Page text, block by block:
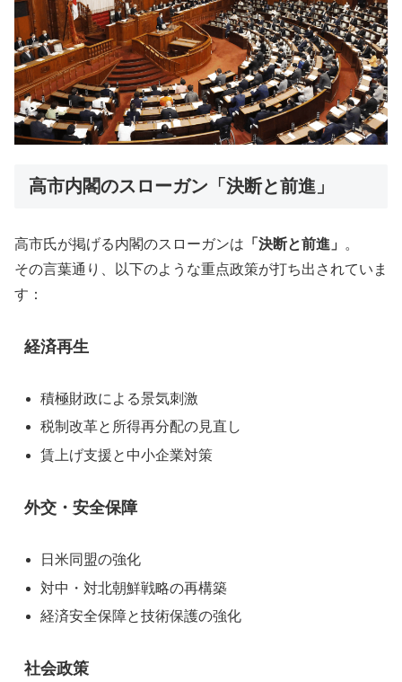
高市内閣のスローガン「決断と前進」
高市氏が掲げる内閣のスローガンは 「決断と前進」
。
その言葉通り、以下のような重点政策が打ち出されていま
す：
経済再生
積極財政による景気刺激
税制改革と所得再分配の見直し
賃上げ支援と中小企業対策
外交・安全保障
日米同盟の強化
対中・対北朝鮮戦略の再構築
経済安全保障と技術保護の強化
社会政策